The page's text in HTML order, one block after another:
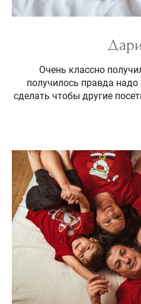
Очень классно
получилось правда
сделать чтобы другие